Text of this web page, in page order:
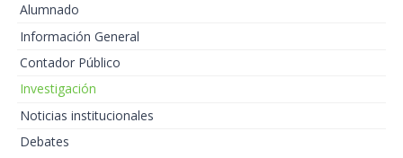
Alumnado
Información General
Contador Público
Investigación
Noticias institucionales
Debates